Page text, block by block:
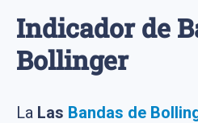
Indicador de
Bollinger
La Las Bandas de